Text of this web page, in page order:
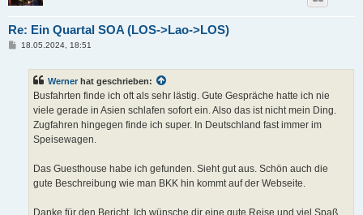
Re: Ein Quartal SOA (LOS->Lao->LOS)
B18.05.2024, 18:51
Werner hat geschrieben:
Busfahrten finde ich oft als sehr lästig. Gute Gespräche hatte ich nie
viele gerade in Asien schlafen sofort ein. Also das ist nicht mein Ding.
Zugfahren hingegen finde ich super. In Deutschland fast immer im
Speisewagen.
Das Guesthouse habe ich gefunden. Sieht gut aus. Schön auch die
gute Beschreibung wie man BKK hin kommt auf der Webseite.